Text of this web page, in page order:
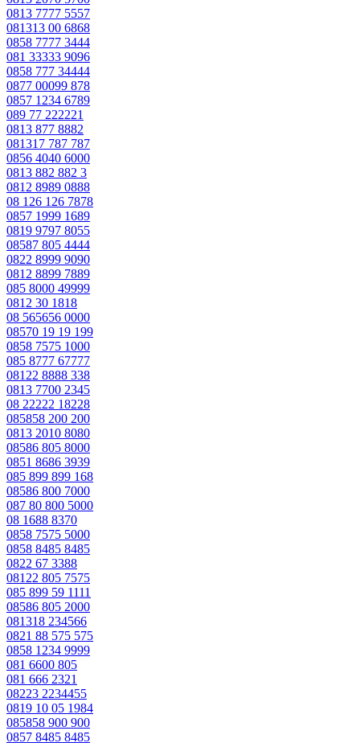
0813 7777 5557
081313 00 6868
0858 7777 3444
081 33333 9096
0858 777 34444
0877 00099 878
0857 1234 6789
089 77 222221
0813 877 8882
081317 787 787
0856 4040 6000
0813 882 882 3
0812 8989 0888
08 126 126 7878
0857 1999 1689
0819 9797 8055
08587 805 4444
0822 8999 9090
0812 8899 7889
085 8000 49999
0812 30 1818
08 565656 0000
08570 19 19 199
0858 7575 1000
085 8777 67777
08122 8888 338
0813 7700 2345
08 22222 18228
085858 200 200
0813 2010 8080
08586 805 8000
0851 8686 3939
085 899 899 168
08586 800 7000
087 80 800 5000
08 1688 8370
0858 7575 5000
0858 8485 8485
0822 67 3388
08122 805 7575
085 899 59 1111
08586 805 2000
081318 234566
0821 88 575 575
0858 1234 9999
081 6600 805
081 666 2321
08223 2234455
0819 10 05 1984
085858 900 900
0857 8485 8485